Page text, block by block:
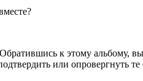
к этому альбому,
или опровергнуть